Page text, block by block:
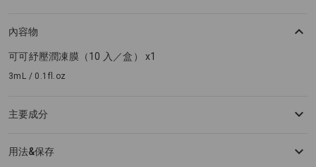
內容物
可可紓壓潤凍膜（10 入／盒） x1
3mL / 0.1fl.oz
主要成分
用法&保存